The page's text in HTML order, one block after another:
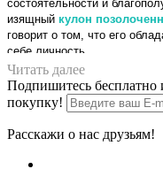
состоятельности и
изящный кулон
говорит о том, что его
себе личность.
Сегоднякулон
интернет магазине
меню, Вы с лёгкостью из
«premium collection» и
позолоченных, стильных,
Читать далее
Подпишитесь бесплатно
покупку!
Расскажи о нас друзьям!